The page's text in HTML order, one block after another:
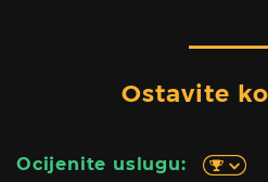
Ostavite
Ocijenite uslugu: